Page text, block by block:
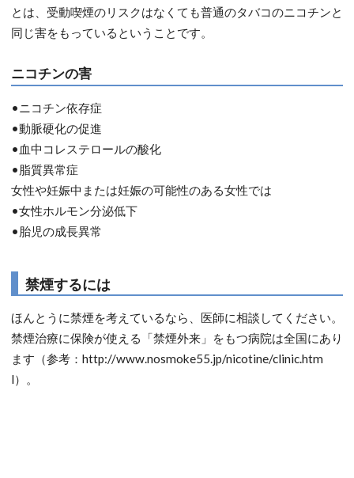
とは、受動喫煙のリスクはなくても普通のタバコのニコチンと
同じ害をもっているということです。
ニコチンの害
•ニコチン依存症
•動脈硬化の促進
•血中コレステロールの酸化
•脂質異常症
女性や妊娠中または妊娠の可能性のある女性では
•女性ホルモン分泌低下
•胎児の成長異常
禁煙するには
ほんとうに禁煙を考えているなら、医師に相談してください。
禁煙治療に保険が使える「禁煙外来」をもつ病院は全国にあり
ます（参考：http://www.nosmoke55.jp/nicotine/clinic.htm
l）。